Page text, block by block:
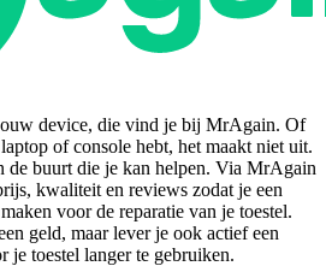
device, die vind je bij MrAgain. Of
of console hebt, het maakt niet uit.
de buurt die je kan helpen. Via MrAgain
kwaliteit en reviews zodat je een
voor de reparatie van je toestel.
geld, maar lever je ook actief een
je toestel langer te gebruiken.